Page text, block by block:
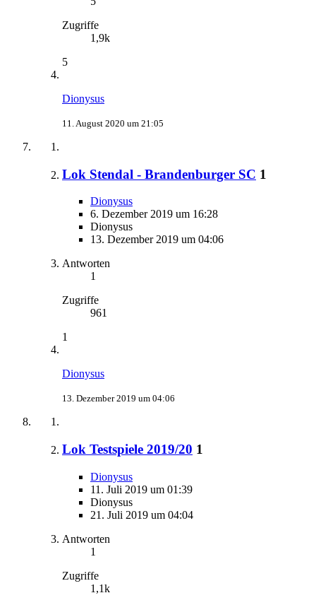
Zugriffe
1,9k
5
Dionysus
11. August 2020 um 21:05
Lok Stendal - Brandenburger SC 1
Dionysus
6. Dezember 2019 um 16:28
Dionysus
13. Dezember 2019 um 04:06
Antworten
1
Zugriffe
961
1
Dionysus
13. Dezember 2019 um 04:06
Lok Testspiele 2019/20 1
Dionysus
11. Juli 2019 um 01:39
Dionysus
21. Juli 2019 um 04:04
Antworten
1
Zugriffe
1,1k